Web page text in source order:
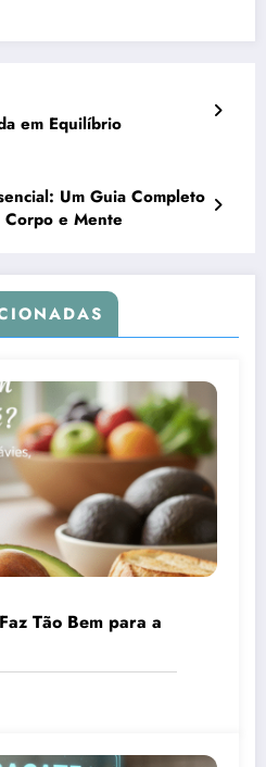
em Equilíbrio
Um Guia Completo
e Mente
Tão Bem para a